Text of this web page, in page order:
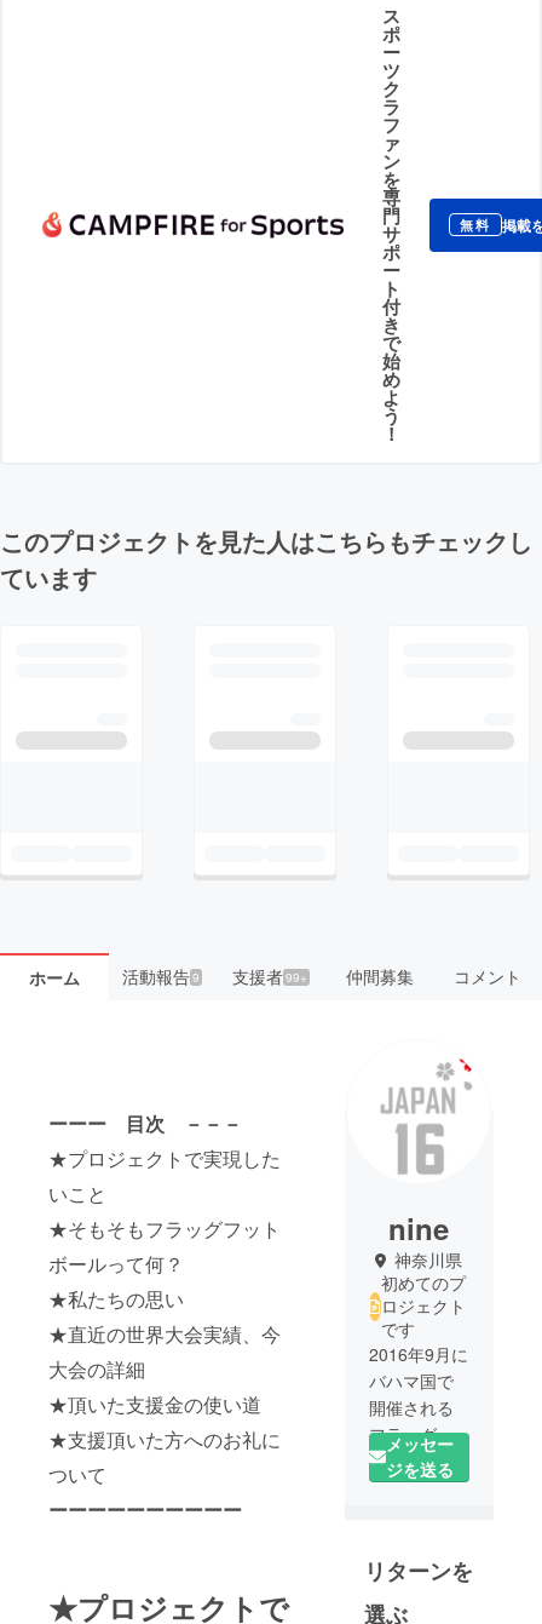
ス
ポ
ー
ツ
ク
ラ
フ
ァ
ン
を
専
門
サ
ポ
ー
ト
付
き
で
始
め
よ
う
！
無料 掲載
このプロジェクトを見た人はこちらもチェックし
ています
ホーム 活動報告9 支援者99+ 仲間募集 コメント
ーーー 目次 －－－
★プロジェクトで実現した
いこと
★そもそもフラッグフット
ボールって何？
★私たちの思い
★直近の世界大会実績、今
大会の詳細
★頂いた支援金の使い道
★支援頂いた方へのお礼に
ついて
ーーーーーーーーーー
★プロジェクトで
nine
神奈川県
初めてのプ
ロジェクト
です
2016年9月に
バハマ国で
開催される
フラッグ
フットボー
ルの世界大
女子チーム
メッセー
ジを送る
リターンを
選ぶ